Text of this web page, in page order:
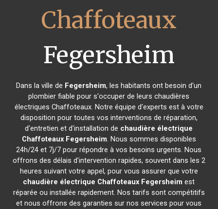
Chaffoteaux
Fegersheim
Dans la ville de Fegersheim, les habitants ont besoin d'un
plombier fiable pour s'occuper de leurs chaudières
électriques Chaffoteaux. Notre équipe d'experts est à votre
disposition pour toutes vos interventions de réparation,
d'entretien et d'installation de chaudière électrique
Chaffoteaux Fegersheim. Nous sommes disponibles
24h/24 et 7j/7 pour répondre à vos besoins urgents. Nous
offrons des délais d'intervention rapides, souvent dans les 2
heures suivant votre appel, pour vous assurer que votre
chaudière électrique Chaffoteaux Fegersheim est
réparée ou installée rapidement. Nos tarifs sont compétitifs
et nous offrons des garanties sur nos services pour vous